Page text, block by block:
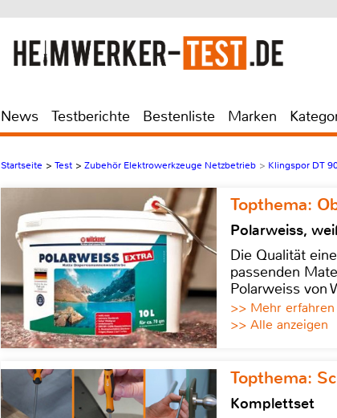
News Testberichte Bestenliste Marken
Startseite > Test > Zubehör Elektrowerkzeuge Netzbetrieb > Klingspor DT
Topthema:
Polarweiss,
Die Qualität
passenden
Polarweiss von
>> Mehr erfahren
>> Alle anzeigen
Topthema:
Komplettset